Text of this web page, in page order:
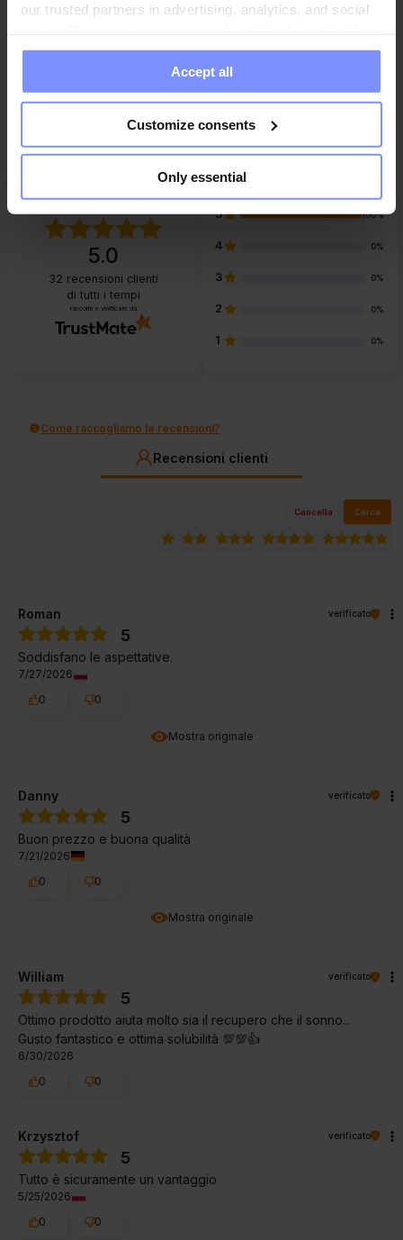
our trusted partners in advertising, analytics, and social
information you have provided to them or that they have
collected when you use their services. Do you agree?
Accept all
Customize consents
Only essential
Produttore:
Domande e risposte
5.0
32 recensioni clienti
di tutti i tempi
raccolte e verificate da
5 100%
4 0%
3 0%
2 0%
1 0%
Come raccogliamo le recensioni?
Recensioni clienti
Cancella Cerca
Mostra originale
Roman verificato
5
Soddisfano le aspettative.
7/27/2026
0
0
Mostra originale
Danny verificato
5
Buon prezzo e buona qualità
7/21/2026
0
0
William verificato
5
Ottimo prodotto aiuta molto sia il recupero che il sonno...
Gusto fantastico e ottima solubilità 💯💯👍️
6/30/2026
0
0
Krzysztof verificato
5
Tutto è sicuramente un vantaggio
5/25/2026
0
0